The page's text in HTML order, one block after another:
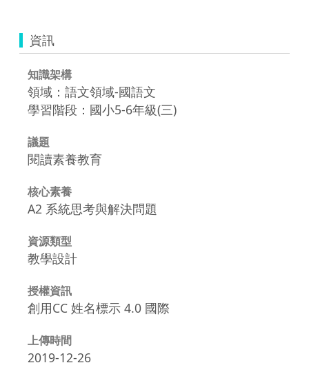
資訊
知識架構
領域：語文領域-國語文
學習階段：國小5-6年級(三)
議題
閱讀素養教育
核心素養
A2 系統思考與解決問題
資源類型
教學設計
授權資訊
創用CC 姓名標示 4.0 國際
上傳時間
2019-12-26